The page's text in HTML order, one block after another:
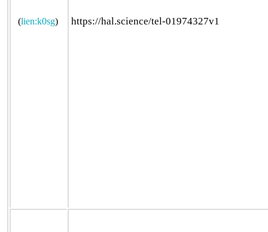
(lien:k0sg) https://hal.science/tel-01974327v1